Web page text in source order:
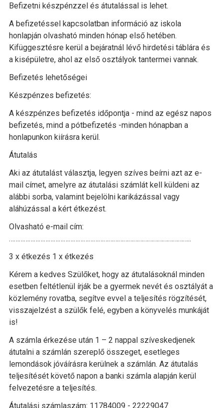
Befizetni készpénzzel és átutalással is lehet.
A befizetéssel kapcsolatban információ az iskola
honlapján olvasható minden hónap első hetében.
Kifüggesztésre kerül a bejáratnál lévő hirdetési táblára és
a kisépületre, ahol az első osztályok tantermei vannak.
Befizetés lehetőségei
Készpénzes befizetés:
A készpénzes befizetés időpontja - mind az egész napos
befizetés, mind a pótbefizetés -minden hónapban a
honlapunkon kiírásra kerül.
Átutalás
Aki az átutalást választja, legyen szíves beírni azt az e-
mail címet, amelyre az átutalási számlát kell küldeni az
alábbi sorba, valamint bejelölni karikázással vagy
aláhúzással a kért étkezést.
Olvasható e-mail cím:
………………………………………………………………………………………………..
3 x étkezés 1 x étkezés
Kérem a kedves Szülőket, hogy az átutalásoknál minden
esetben feltétlenül írják be a gyermek nevét és osztályát a
közlemény rovatba, segítve evvel a teljesítés rögzítését,
visszajelzést a szülők felé, egyben a könyvelés munkáját
is!
A számla érkezése után 1 – 2 nappal szíveskedjenek
átutalni a számlán szereplő összeget, esetleges
lemondások jóváírásra kerülnek a számlán. Az átutalás
teljesítését követő napon a banki számla alapján kerül
felvezetésre a teljesítés.
Átutalási számlaszám: 11784009 - 22229047